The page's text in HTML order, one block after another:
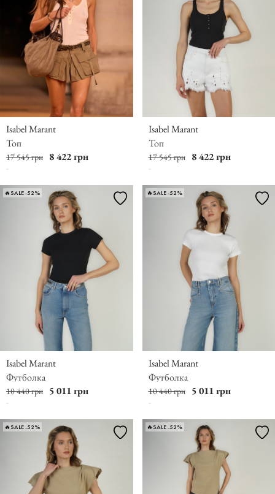
Isabel Marant
Топ
17 545 грн 8 422 грн
Isabel Marant
Топ
17 545 грн 8 422 грн
🔥SALE -52%
Isabel Marant
Футболка
10 440 грн 5 011 грн
🔥SALE -52%
Isabel Marant
Футболка
10 440 грн 5 011 грн
🔥SALE -52% 🔥SALE -52%